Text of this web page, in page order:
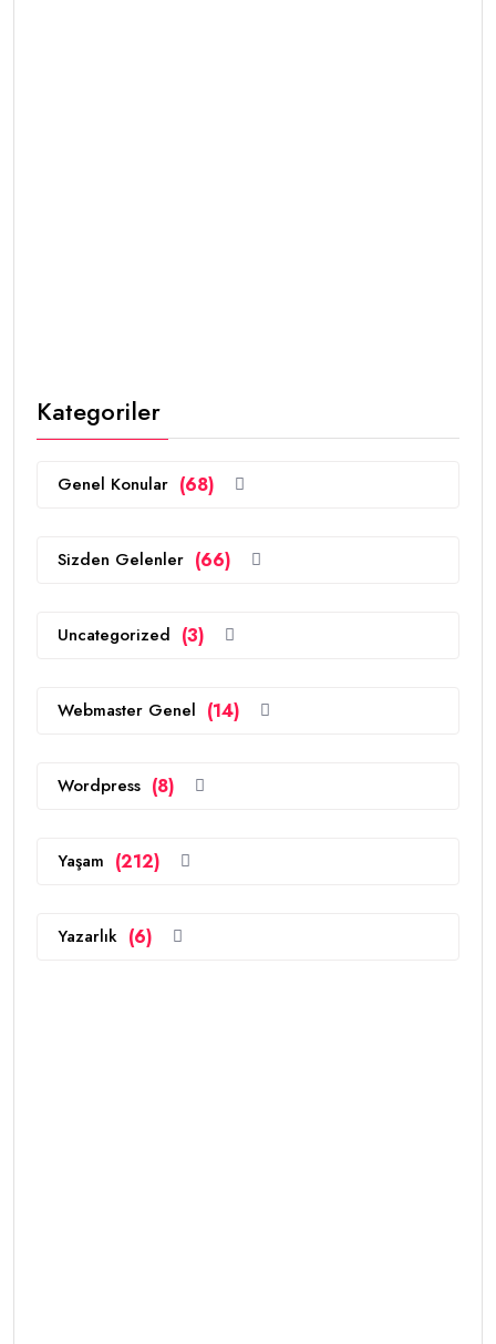
Kategoriler
Genel Konular (68)
Sizden Gelenler (66)
Uncategorized (3)
Webmaster Genel (14)
Wordpress (8)
Yaşam (212)
Yazarlık (6)